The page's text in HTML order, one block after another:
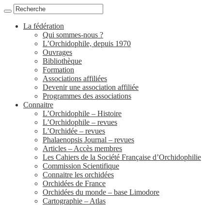
La fédération
Qui sommes-nous ?
L’Orchidophile, depuis 1970
Ouvrages
Bibliothèque
Formation
Associations affiliées
Devenir une association affiliée
Programmes des associations
Connaitre
L’Orchidophile – Histoire
L’Orchidophile – revues
L’Orchidée – revues
Phalaenopsis Journal – revues
Articles – Accès membres
Les Cahiers de la Société Française d’Orchidophilie
Commission Scientifique
Connaitre les orchidées
Orchidées de France
Orchidées du monde – base Limodore
Cartographie – Atlas